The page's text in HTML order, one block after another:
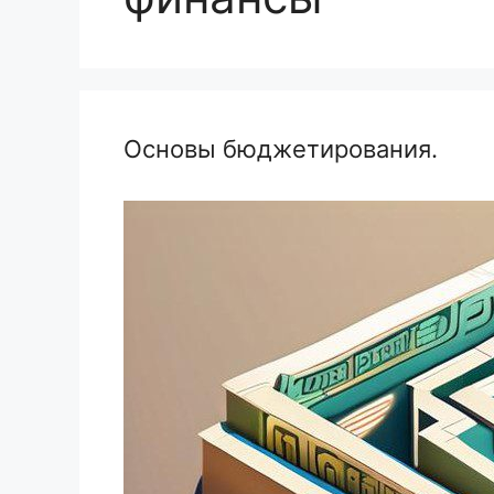
Основы бюджетирования.